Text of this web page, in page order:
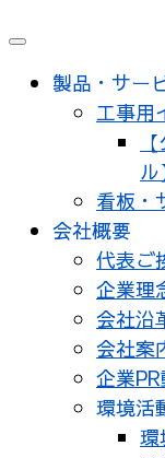
メ
製品・サー
工事用
ル
看板・
会社概要
代表ご
企業理
会社沿
会社案
企業
環境活
環